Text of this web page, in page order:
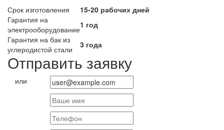
Срок изготовления
15-20 рабочих дней
Гарантия на
электрооборудование1 год
Гарантия на бак из
углеродистой стали
3 года
Отправить заявку
или